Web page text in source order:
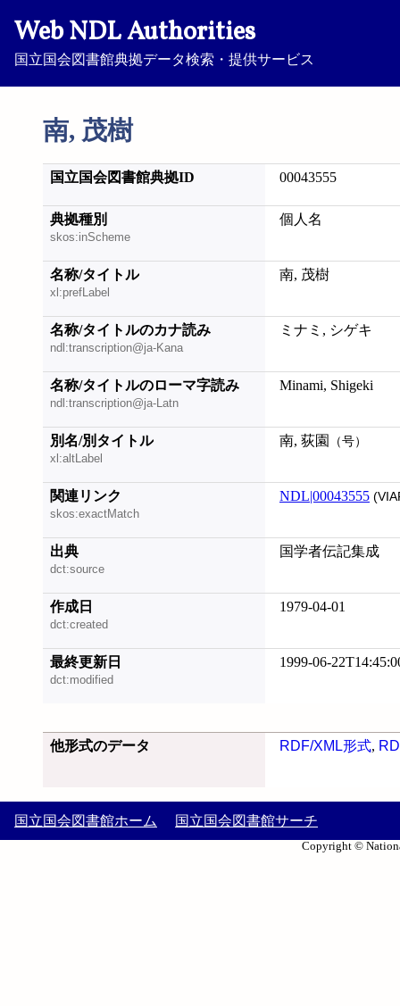
Web NDL Authorities
国立国会図書館典拠データ検索・提供サービス
南, 茂樹
国立国会図書館典拠ID 00043555
典拠種別
skos:inScheme
個人名
名称/タイトル
xl:prefLabel
南, 茂樹
名称/タイトルのカナ読み
ndl:transcription@ja-Kana
ミナミ, シゲキ
名称/タイトルのローマ字読み
ndl:transcription@ja-Latn
Minami, Shigeki
別名/別タイトル
xl:altLabel
南, 荻園 （号）
関連リンク
skos:exactMatch
NDL|00043555
出典
dct:source
国学者伝記集成
作成日
dct:created
1979-04-01
最終更新日
dct:modified
1999-06-
他形式のデータ RDF/XML形式,
国立国会図書館ホーム 国立国会図書館サーチ
Copyright ©